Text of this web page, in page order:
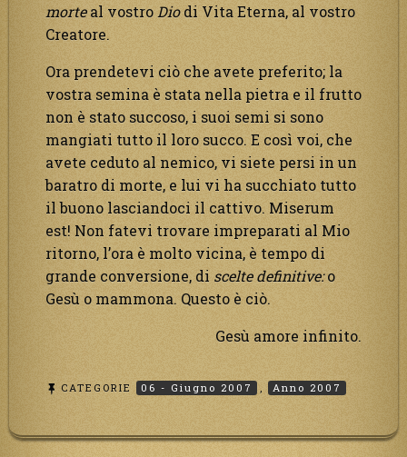
morteal vostro Diodi Vita Eterna, al vostro
Creatore.
Ora prendetevi ciò che avete preferito; la
vostra semina è stata nella pietra e il frutto
non è stato succoso, i suoi semi si sono
mangiati tutto il loro succo. E così voi, che
avete ceduto al nemico, vi siete persi in un
baratro di morte, e lui vi ha succhiato tutto
il buono lasciandoci il cattivo. Miserum
est! Non fatevi trovare impreparati al Mio
ritorno, l’ora è molto vicina, è tempo di
grande conversione, di scelte definitive:o
Gesù o mammona. Questo è ciò.
Gesù amore infinito.
CATEGORIE 06 - Giugno 2007 , Anno 2007